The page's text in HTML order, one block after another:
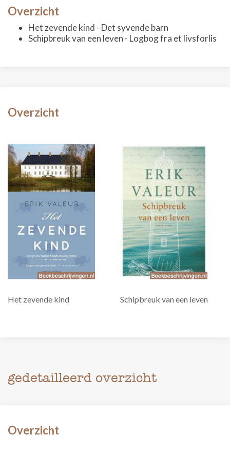
Overzicht
Het zevende kind - Det syvende barn
Schipbreuk van een leven - Logbog fra et livsforlis
Overzicht
Het zevende kind Schipbreuk van een leven
gedetailleerd overzicht
Overzicht